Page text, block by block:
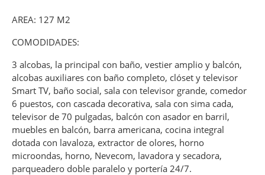
AREA: 127 M2
COMODIDADES:
3 alcobas, la principal con baño, vestier amplio y balcón,
alcobas auxiliares con baño completo, clóset y televisor
Smart TV, baño social, sala con televisor grande, comedor
6 puestos, con cascada decorativa, sala con sima cada,
televisor de 70 pulgadas, balcón con asador en barril,
muebles en balcón, barra americana, cocina integral
dotada con lavaloza, extractor de olores, horno
microondas, horno, Nevecom, lavadora y secadora,
parqueadero doble paralelo y portería 24/7.